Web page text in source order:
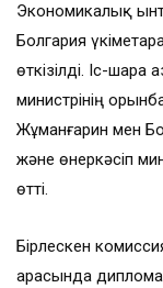
Экономикалық
Болгария
өткізілді. Іс-
министрінің
Жұманғарин мен
және өнеркәсіп
өтті.
Бірлескен
арасында